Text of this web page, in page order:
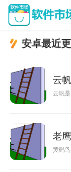
安卓最近
云
云帆
老
黄鹂